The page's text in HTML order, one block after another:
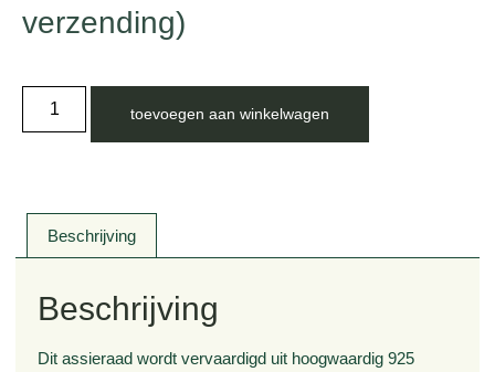
verzending)
toevoegen aan winkelwagen
Beschrijving
Beschrijving
Dit assieraad wordt vervaardigd uit hoogwaardig 925